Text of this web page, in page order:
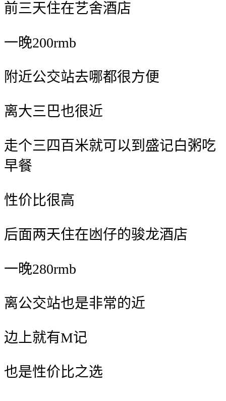
️前三天住在艺舍酒店
一晚200rmb
附近公交站去哪都很方便
离大三巴也很近
走个三四百米就可以到盛记白粥吃
早餐
性价比很高
️后面两天住在凼仔的骏龙酒店
一晚280rmb
离公交站也是非常的近
边上就有M记
也是性价比之选